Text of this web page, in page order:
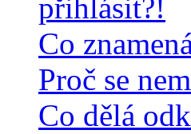
přihlásit?!
Co
Proč se
Co dělá